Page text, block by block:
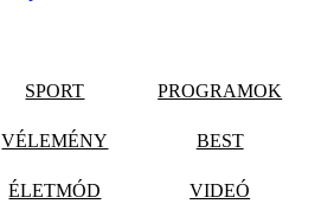
SPORT PROGRAMOK
VÉLEMÉNY BEST
ÉLETMÓD VIDEÓ